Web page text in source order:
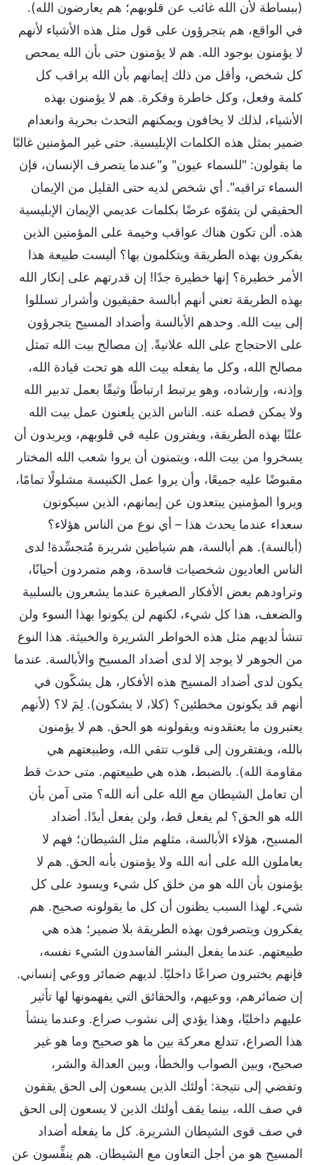
(ببساطة لأن الله غائب عن قلوبهم؛ هم يعارضون الله).
في الواقع، هم يتجرؤون على قول مثل هذه الأشياء لأنهم
لا يؤمنون بوجود الله. هم لا يؤمنون حتى بأن الله يمحص
كل شخص، وأقل من ذلك إيمانهم بأن الله يراقب كل
كلمة وفعل، وكل خاطرة وفكرة. هم لا يؤمنون بهذه
الأشياء، لذلك لا يخافون ويمكنهم التحدث بحرية وانعدام
ضمير بمثل هذه الكلمات الإبليسية. حتى غير المؤمنين غالبًا
ما يقولون: "للسماء عيون" و"عندما يتصرف الإنسان، فإن
السماء تراقبه". أي شخص لديه حتى القليل من الإيمان
الحقيقي لن يتفوّه عرضًا بكلمات عديمي الإيمان الإبليسية
هذه. ألن تكون هناك عواقب وخيمة على المؤمنين الذين
يفكرون بهذه الطريقة ويتكلمون بها؟ أليست طبيعة هذا
الأمر خطيرة؟ إنها خطيرة جدًا! إن قدرتهم على إنكار الله
بهذه الطريقة تعني أنهم أبالسة حقيقيون وأشرار تسللوا
إلى بيت الله. وحدهم الأبالسة وأضداد المسيح يتجرؤون
على الاحتجاج على الله علانيةً. إن مصالح بيت الله تمثل
مصالح الله، وكل ما يفعله بيت الله هو تحت قيادة الله،
وإذنه، وإرشاده، وهو يرتبط ارتباطًا وثيقًا بعمل تدبير الله
ولا يمكن فصله عنه. الناس الذين يلعنون عمل بيت الله
علنًا بهذه الطريقة، ويفترون عليه في قلوبهم، ويريدون أن
يسخروا من بيت الله، ويتمنون أن يروا شعب الله المختار
مقبوضًا عليه جميعًا، وأن يروا عمل الكنيسة مشلولًا تمامًا،
ويروا المؤمنين يبتعدون عن إيمانهم، الذين سيكونون
سعداء عندما يحدث هذا – أي نوع من الناس هؤلاء؟
(أبالسة). هم أبالسة، هم شياطين شريرة مُتجسِّدة! لدى
الناس العاديون شخصيات فاسدة، وهم متمردون أحيانًا،
وتراودهم بعض الأفكار الصغيرة عندما يشعرون بالسلبية
والضعف، هذا كل شيء، لكنهم لن يكونوا بهذا السوء ولن
تنشأ لديهم مثل هذه الخواطر الشريرة والخبيثة. هذا النوع
من الجوهر لا يوجد إلا لدى أضداد المسيح والأبالسة. عندما
يكون لدى أضداد المسيح هذه الأفكار، هل يشكّون في
أنهم قد يكونون مخطئين؟ (كلا، لا يشكون). لِمَ لا؟ (لأنهم
يعتبرون ما يعتقدونه ويقولونه هو الحق. هم لا يؤمنون
بالله، ويفتقرون إلى قلوب تتقي الله، وطبيعتهم هي
مقاومة الله). بالضبط، هذه هي طبيعتهم. متى حدث قط
أن تعامل الشيطان مع الله على أنه الله؟ متى آمن بأن
الله هو الحق؟ لم يفعل قط، ولن يفعل أبدًا. أضداد
المسيح، هؤلاء الأبالسة، مثلهم مثل الشيطان؛ فهم لا
يعاملون الله على أنه الله ولا يؤمنون بأنه الحق. هم لا
يؤمنون بأن الله هو من خلق كل شيء ويسود على كل
شيء. لهذا السبب يظنون أن كل ما يقولونه صحيح. هم
يفكرون ويتصرفون بهذه الطريقة بلا ضمير؛ هذه هي
طبيعتهم. عندما يفعل البشر الفاسدون الشيء نفسه،
فإنهم يختبرون صراعًا داخليًا. لديهم ضمائر ووعي إنساني.
إن ضمائرهم، ووعيهم، والحقائق التي يفهمونها لها تأثير
عليهم داخليًا، وهذا يؤدي إلى نشوب صراع. وعندما ينشأ
هذا الصراع، تندلع معركة بين ما هو صحيح وما هو غير
صحيح، وبين الصواب والخطأ، وبين العدالة والشر،
وتفضي إلى نتيجة: أولئك الذين يسعون إلى الحق يقفون
في صف الله، بينما يقف أولئك الذين لا يسعون إلى الحق
في صف قوى الشيطان الشريرة. كل ما يفعله أضداد
المسيح هو من أجل التعاون مع الشيطان. هم ينفِّسون عن